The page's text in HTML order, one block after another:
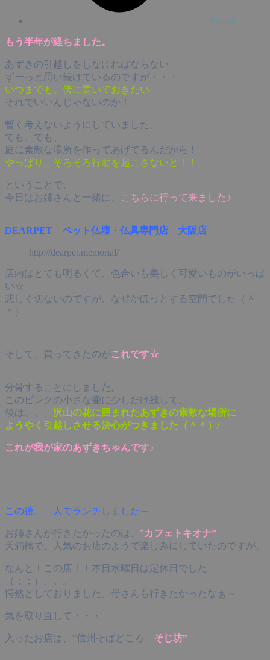
Pocket
もう半年が経ちました。
あずきの引越しをしなければならない
ずーっと思い続けているのですが・・・
いつまでも、傍に置いておきたい
それでいいんじゃないのか！
暫く考えないようにしていました。
でも、でも、
庭に素敵な場所を作ってあげてるんだから！
やっぱり、そろそろ行動を起こさないと！！
ということで、
今日はお姉さんと一緒に、
こちらに行って来ました♪
DEARPET ペット仏壇・仏具専門店 大阪店
http://dearpet.memorial/
店内はとても明るくて、色合いも美しく可愛いものがいっぱ
い☆
悲しく切ないのですが、なぜかほっとする空間でした（＾
＾）
そして、買ってきたのがこれです☆
分骨することにしました。
このピンクの小さな壷に少しだけ残して、
後は、、、 沢山の花に囲まれたあずきの素敵な場所に
ようやく引越しさせる決心がつきました（＾＾）/
これが我が家のあずきちゃんです♪
この後、二人でランチしました～
お姉さんが行きたかったのは、 ”カフェトキオナ”
天満橋で、人気のお店のようで楽しみにしていたのですが、
なんと！この店！！本日水曜日は定休日でした
（；；）。。。
愕然としておりました。母さんも行きたかったなぁ～
気を取り直して・・・
入ったお店は、”信州そばどころ そじ坊”